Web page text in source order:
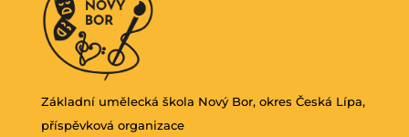
Základní umělecká škola Nový Bor, okres Česká Lípa,
příspěvková organizace